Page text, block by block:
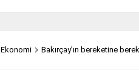
Ekonomi Bakırçay’ın bereketine